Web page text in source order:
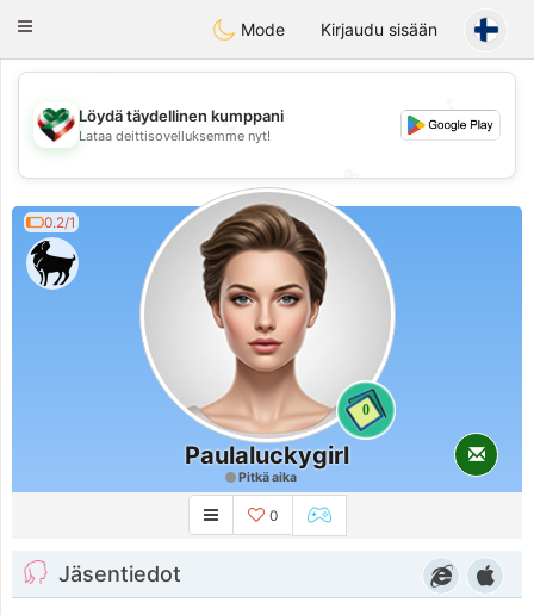
Kuwait Chat
Toggle
Mode Kirjaudu sisään
💖
💕
💖
Löydä täydellinen kumppani
Lataa deittisovelluksemme nyt!
0.2/1
0
Paulaluckygirl
Pitkä aika
0
Jäsentiedot